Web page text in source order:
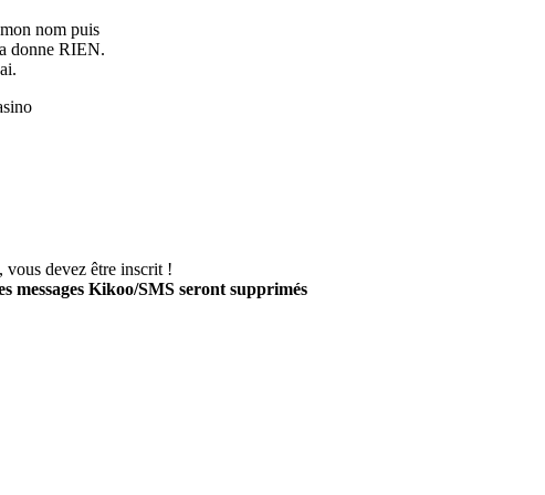
nom puis
donne RIEN.
vous devez être inscrit !
Kikoo/SMS seront supprimés